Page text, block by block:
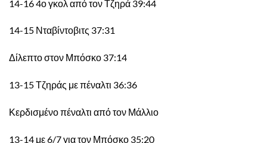
14-16 4ο γκολ από τον Τζηρά 39:44
14-15 Νταβίντοβιτς 37:31
Δίλεπτο στον Μπόσκο 37:14
13-15 Τζηράς με πέναλτι 36:36
Κερδισμένο πέναλτι από τον Μάλλιο
13-14 με 6/7 για τον Μπόσκο 35:20